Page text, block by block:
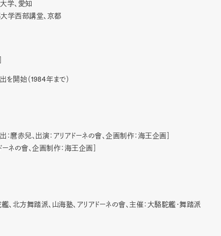
学、愛知
学西部講堂、京都
を開始（1984年まで）
麿赤兒、出演：アリアドーネの會、企画制作：海王企画］
ネの會、企画制作：海王企画］
北方舞踏派、山海塾、アリアドーネの會、主催：大駱駝艦・舞踏派